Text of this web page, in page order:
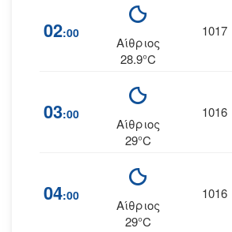
02:00
Αίθριος
28.9°C
1017
03:00
Αίθριος
29°C
1016
04:00
Αίθριος
29°C
1016